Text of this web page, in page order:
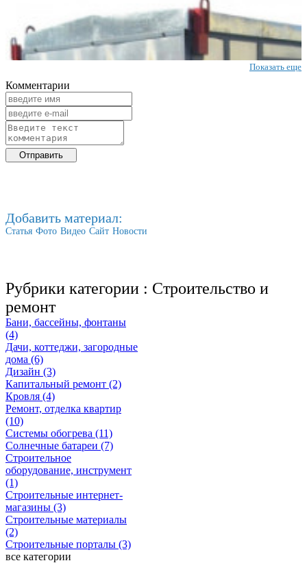
Показать еще
Комментарии
Добавить материал:
Статья Фото Видео Сайт Новости
Рубрики категории : Строительство и
ремонт
Бани, бассейны, фонтаны
(4)
Дачи, коттеджи, загородные
дома (6)
Дизайн (3)
Капитальный ремонт (2)
Кровля (4)
Ремонт, отделка квартир
(10)
Системы обогрева (11)
Солнечные батареи (7)
Строительное
оборудование, инструмент
(1)
Строительные интернет-
магазины (3)
Строительные материалы
(2)
Строительные порталы (3)
все категории